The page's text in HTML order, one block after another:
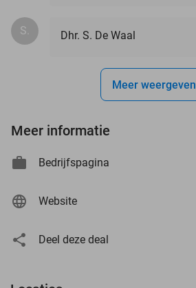
S. Dhr. S. De Waal
Meer weergeven
Meer informatie
Bedrijfspagina
Website
Deel deze deal